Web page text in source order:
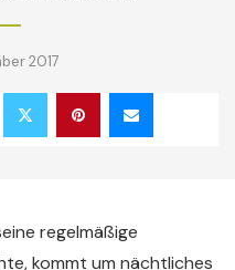
2017
regelmäßige
kommt um nächtliches